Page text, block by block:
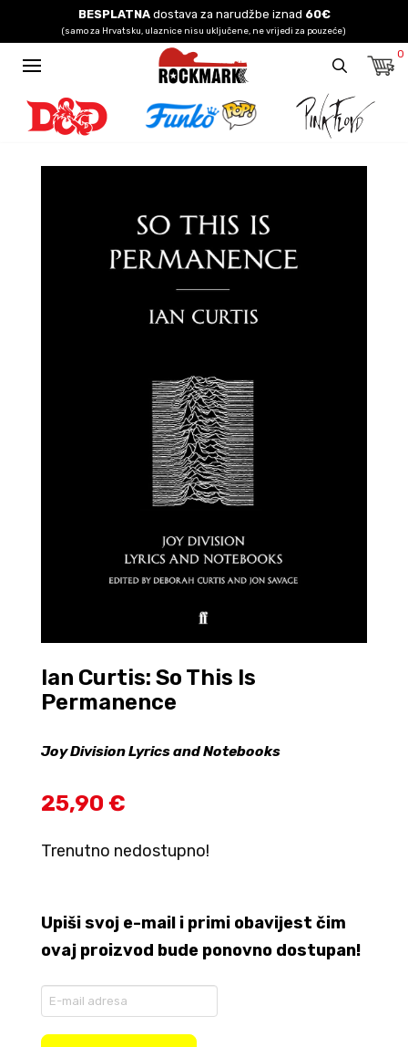
BESPLATNAdostava za narudžbe iznad 60€
(samo za Hrvatsku, ulaznice nisu uključene, ne vrijedi za pouzeće)
0
Ian Curtis: So This Is
Permanence
Joy Division Lyrics and Notebooks
25,90 €
Trenutno nedostupno!
Upiši svoj e-mail i primi obavijest čim
ovaj proizvod bude ponovno dostupan!